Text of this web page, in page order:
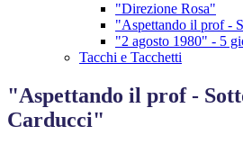
"Direzione Rosa"
"Aspettando il prof -
"2 agosto 1980" - 5
Tacchi e Tacchetti
"Aspettando il prof -
Carducci"